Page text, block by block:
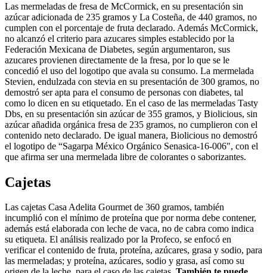
Las mermeladas de fresa de McCormick, en su presentación sin
azúcar adicionada de 235 gramos y La Costeña, de 440 gramos, no
cumplen con el porcentaje de fruta declarado. Además McCormick,
no alcanzó el criterio para azucares simples establecido por la
Federación Mexicana de Diabetes, según argumentaron, sus
azucares provienen directamente de la fresa, por lo que se le
concedió el uso del logotipo que avala su consumo. La mermelada
Stevien, endulzada con stevia en su presentación de 300 gramos, no
demostró ser apta para el consumo de personas con diabetes, tal
como lo dicen en su etiquetado. En el caso de las mermeladas Tasty
Dbs, en su presentación sin azúcar de 355 gramos, y Biolicious, sin
azúcar añadida orgánica fresa de 235 gramos, no cumplieron con el
contenido neto declarado. De igual manera, Biolicious no demostró
el logotipo de “Sagarpa México Orgánico Senasica-16-006", con el
que afirma ser una mermelada libre de colorantes o saborizantes.
Cajetas
Las cajetas Casa Adelita Gourmet de 360 gramos, también
incumplió con el mínimo de proteína que por norma debe contener,
además está elaborada con leche de vaca, no de cabra como indica
su etiqueta. El análisis realizado por la Profeco, se enfocó en
verificar el contenido de fruta, proteína, azúcares, grasa y sodio, para
las mermeladas; y proteína, azúcares, sodio y grasa, así como su